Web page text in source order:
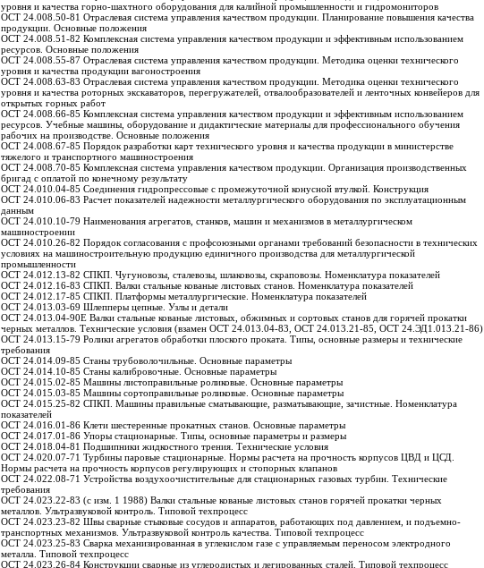
уровня и качества горно-шахтного оборудования для калийной промышленности и гидромониторов
ОСТ 24.008.50-81 Отраслевая система управления качеством продукции. Планирование повышения качества
продукции. Основные положения
ОСТ 24.008.51-82 Комплексная система управления качеством продукции и эффективным использованием
ресурсов. Основные положения
ОСТ 24.008.55-87 Отраслевая система управления качеством продукции. Методика оценки технического
уровня и качества продукции вагоностроения
ОСТ 24.008.63-83 Отраслевая система управления качеством продукции. Методика оценки технического
уровня и качества роторных экскаваторов, перегружателей, отвалообразователей и ленточных конвейеров для
открытых горных работ
ОСТ 24.008.66-85 Комплексная система управления качеством продукции и эффективным использованием
ресурсов. Учебные машины, оборудование и дидактические материалы для профессионального обучения
рабочих на производстве. Основные положения
ОСТ 24.008.67-85 Порядок разработки карт технического уровня и качества продукции в министерстве
тяжелого и транспортного машиностроения
ОСТ 24.008.70-85 Комплексная система управления качеством продукции. Организация производственных
бригад с оплатой по конечному результату
ОСТ 24.010.04-85 Соединения гидропрессовые с промежуточной конусной втулкой. Конструкция
ОСТ 24.010.06-83 Расчет показателей надежности металлургического оборудования по эксплуатационным
данным
ОСТ 24.010.10-79 Наименования агрегатов, станков, машин и механизмов в металлургическом
машиностроении
ОСТ 24.010.26-82 Порядок согласования с профсоюзными органами требований безопасности в технических
условиях на машиностроительную продукцию единичного производства для металлургической
промышленности
ОСТ 24.012.13-82 СПКП. Чугуновозы, сталевозы, шлаковозы, скраповозы. Номенклатура показателей
ОСТ 24.012.16-83 СПКП. Валки стальные кованые листовых станов. Номенклатура показателей
ОСТ 24.012.17-85 СПКП. Платформы металлургические. Номенклатура показателей
ОСТ 24.013.03-69 Шлепперы цепные. Узлы и детали
ОСТ 24.013.04-90Е Валки стальные кованые листовых, обжимных и сортовых станов для горячей прокатки
черных металлов. Технические условия (взамен ОСТ 24.013.04-83, ОСТ 24.013.21-85, ОСТ 24.ЭД1.013.21-86)
ОСТ 24.013.15-79 Ролики агрегатов обработки плоского проката. Типы, основные размеры и технические
требования
ОСТ 24.014.09-85 Станы трубоволочильные. Основные параметры
ОСТ 24.014.10-85 Станы калибровочные. Основные параметры
ОСТ 24.015.02-85 Машины листоправильные роликовые. Основные параметры
ОСТ 24.015.03-85 Машины сортоправильные роликовые. Основные параметры
ОСТ 24.015.25-82 СПКП. Машины правильные сматывающие, разматывающие, зачистные. Номенклатура
показателей
ОСТ 24.016.01-86 Клети шестеренные прокатных станов. Основные параметры
ОСТ 24.017.01-86 Упоры стационарные. Типы, основные параметры и размеры
ОСТ 24.018.04-81 Подшипники жидкостного трения. Технические условия
ОСТ 24.020.07-71 Турбины паровые стационарные. Нормы расчета на прочность корпусов ЦВД и ЦСД.
Нормы расчета на прочность корпусов регулирующих и стопорных клапанов
ОСТ 24.022.08-71 Устройства воздухоочистительные для стационарных газовых турбин. Технические
требования
ОСТ 24.023.22-83 (с изм. 1 1988) Валки стальные кованые листовых станов горячей прокатки черных
металлов. Ультразвуковой контроль. Типовой техпроцесс
ОСТ 24.023.23-82 Швы сварные стыковые сосудов и аппаратов, работающих под давлением, и подъемно-
транспортных механизмов. Ультразвуковой контроль качества. Типовой техпроцесс
ОСТ 24.023.25-83 Сварка механизированная в углекислом газе с управляемым переносом электродного
металла. Типовой техпроцесс
ОСТ 24.023.26-84 Конструкции сварные из углеродистых и легированных сталей. Типовой техпроцесс